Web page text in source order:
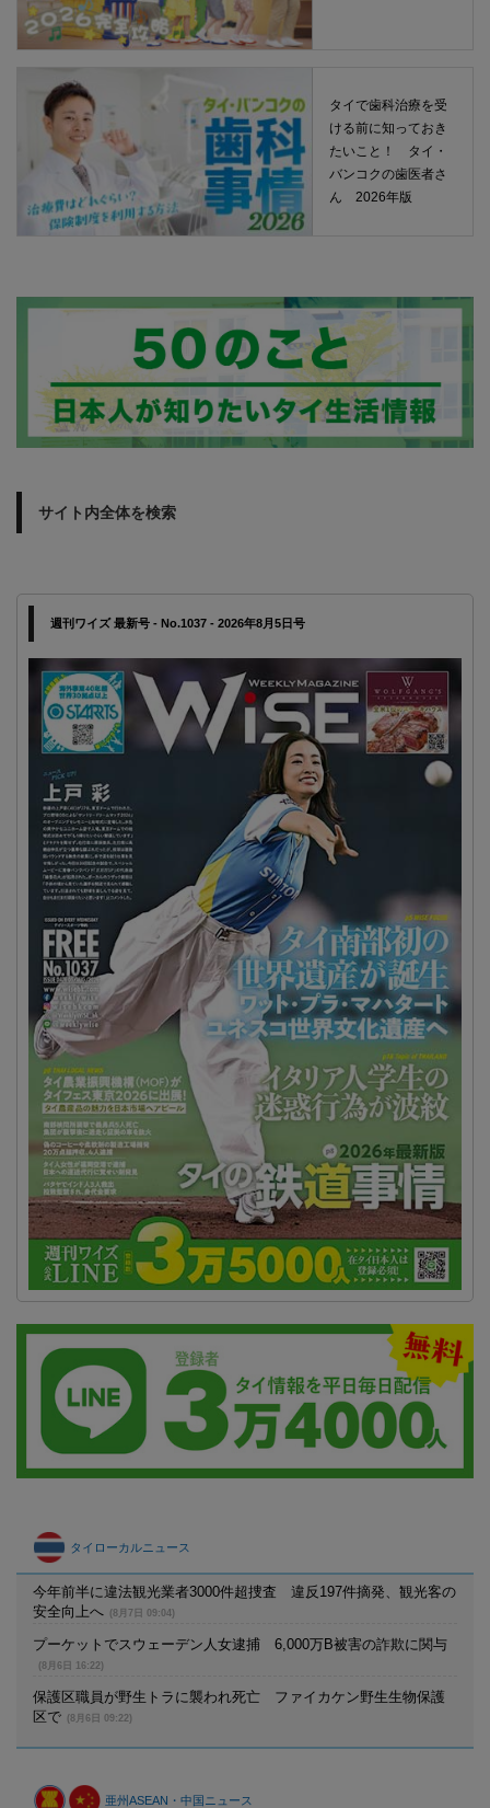
タイで歯科治療を受
ける前に知っておき
たいこと！ タイ・
バンコクの歯医者さ
ん 2026年版
サイト内全体を検索
週刊ワイズ 最新号 - No.1037 - 2026年8月5日号
タイローカルニュース
今年前半に違法観光業者3000件超捜査 違反197件摘発、観光客の
安全向上へ
(8月7日 09:04)
プーケットでスウェーデン人女逮捕 6,000万B被害の詐欺に関与
(8月6日 16:22)
保護区職員が野生トラに襲われ死亡 ファイカケン野生生物保護
区で
(8月6日 09:22)
亜州ASEAN・中国ニュース